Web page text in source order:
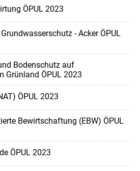
ÖPUL 2023
- Acker ÖPUL
Bodenschutz auf
Grünland ÖPUL 2023
ÖPUL 2023
Bewirtschaftung (EBW) ÖPUL
ÖPUL 2023